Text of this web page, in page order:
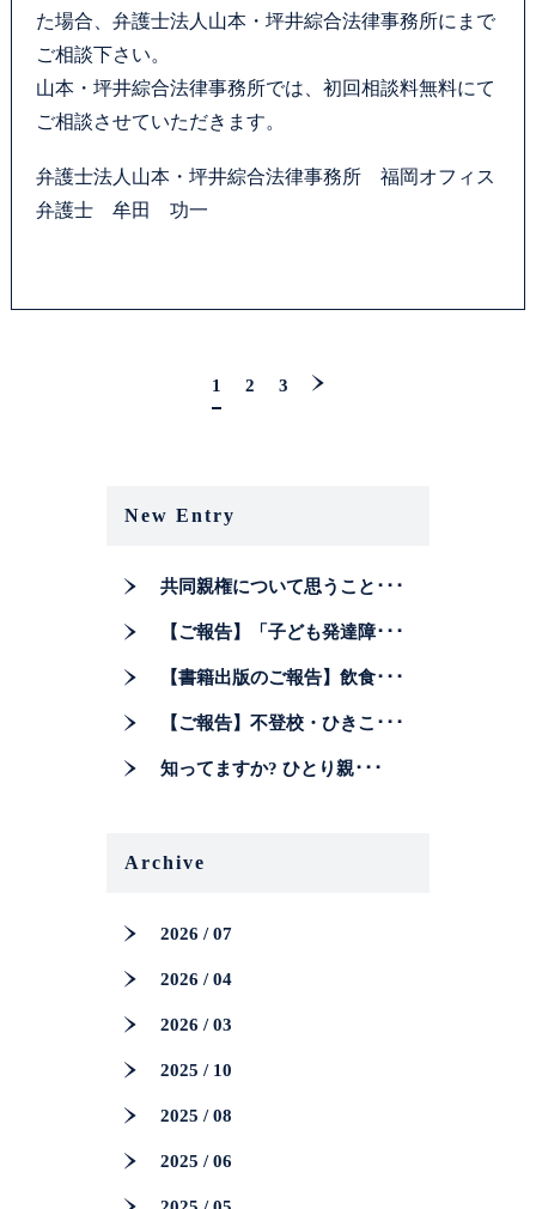
た場合、弁護士法人山本・坪井綜合法律事務所にまで
ご相談下さい。
山本・坪井綜合法律事務所では、初回相談料無料にて
ご相談させていただきます。
弁護士法人山本・坪井綜合法律事務所 福岡オフィス
弁護士 牟田 功一
1 2 3
New Entry
共同親権について思うこと･･･
【ご報告】「子ども発達障･･･
【書籍出版のご報告】飲食･･･
【ご報告】不登校・ひきこ･･･
知ってますか? ひとり親･･･
Archive
2026 / 07
2026 / 04
2026 / 03
2025 / 10
2025 / 08
2025 / 06